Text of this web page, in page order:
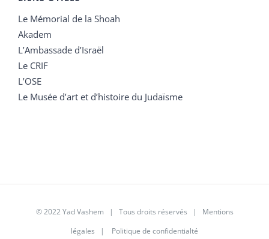
Le Mémorial de la Shoah
Akadem
L’Ambassade d’Israël
Le CRIF
L’OSE
Le Musée d’art et d’histoire du Judaïsme
© 2022 Yad Vashem | Tous droits réservés | Mentions
légales | Politique de confidentialté